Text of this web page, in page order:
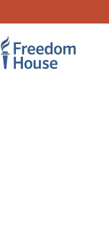
Footer
Main
Footer
Social